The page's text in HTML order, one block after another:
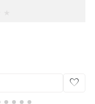
favorite